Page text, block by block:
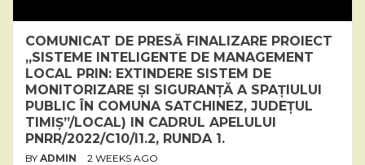
COMUNICAT DE PRESĂ FINALIZARE PROIECT
„SISTEME INTELIGENTE DE MANAGEMENT
LOCAL PRIN: EXTINDERE SISTEM DE
MONITORIZARE ȘI SIGURANȚĂ A SPAȚIULUI
PUBLIC ÎN COMUNA SATCHINEZ, JUDEȚUL
TIMIȘ”/LOCAL) IN CADRUL APELULUI
PNRR/2022/C10/I1.2, RUNDA 1.
BY ADMIN 2 WEEKS AGO